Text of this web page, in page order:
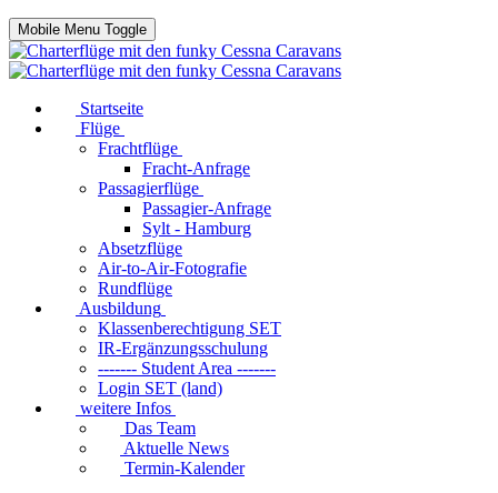
Mobile Menu Toggle
Startseite
Flüge
Frachtflüge
Fracht-Anfrage
Passagierflüge
Passagier-Anfrage
Sylt - Hamburg
Absetzflüge
Air-to-Air-Fotografie
Rundflüge
Ausbildung
Klassenberechtigung SET
IR-Ergänzungsschulung
------- Student Area -------
Login SET (land)
weitere Infos
Das Team
Aktuelle News
Termin-Kalender